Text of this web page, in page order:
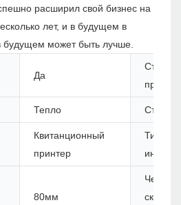
расширил свой бизнес на
лет, и в будущем в
может быть лучше.
Да
Статус
Тепло Стиль:
Квитанционный
принтер
Тип
80мм
Черная